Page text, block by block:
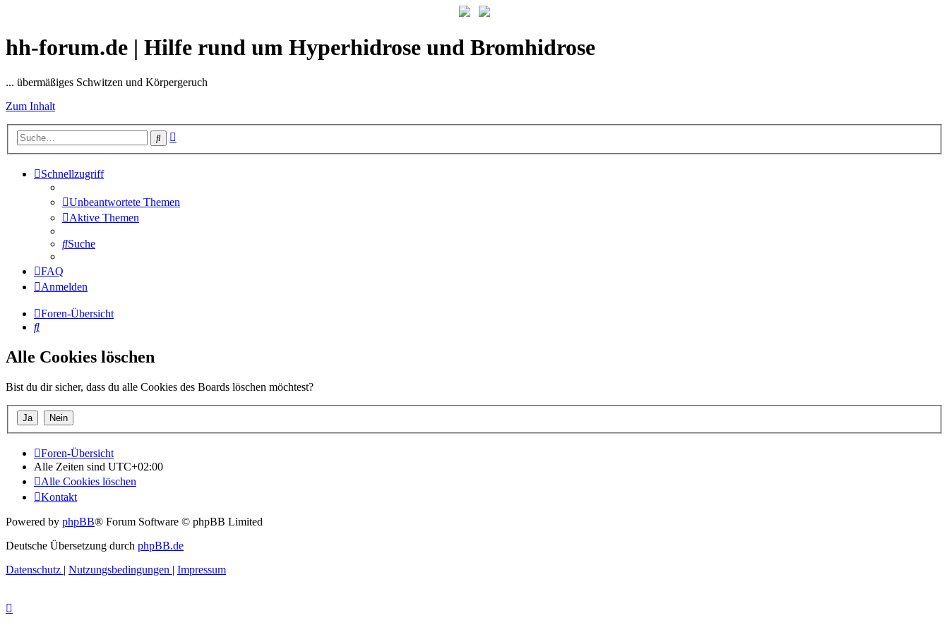
hh-forum.de | Hilfe rund um Hyperhidrose und Bromhidrose
... übermäßiges Schwitzen und Körpergeruch
Zum Inhalt
Suche
Schnellzugriff
Unbeantwortete Themen
Aktive Themen
Suche
FAQ
Anmelden
Foren-Übersicht
Suche
Alle Cookies löschen
Bist du dir sicher, dass du alle Cookies des Boards löschen möchtest?
Foren-Übersicht
Alle Zeiten sind UTC+02:00
Alle Cookies löschen
Kontakt
Powered by phpBB® Forum Software © phpBB Limited
Deutsche Übersetzung durch phpBB.de
Datenschutz | Nutzungsbedingungen | Impressum